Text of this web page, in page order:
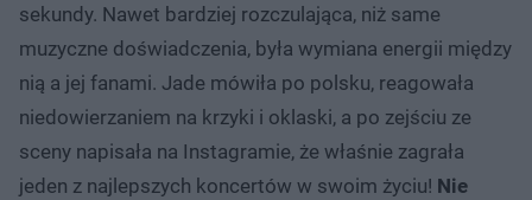
sekundy. Nawet bardziej rozczulająca, niż same
muzyczne doświadczenia, była wymiana energii między
nią a jej fanami. Jade mówiła po polsku, reagowała
niedowierzaniem na krzyki i oklaski, a po zejściu ze
sceny napisała na Instagramie, że właśnie zagrała
jeden z najlepszych koncertów w swoim życiu! Nie